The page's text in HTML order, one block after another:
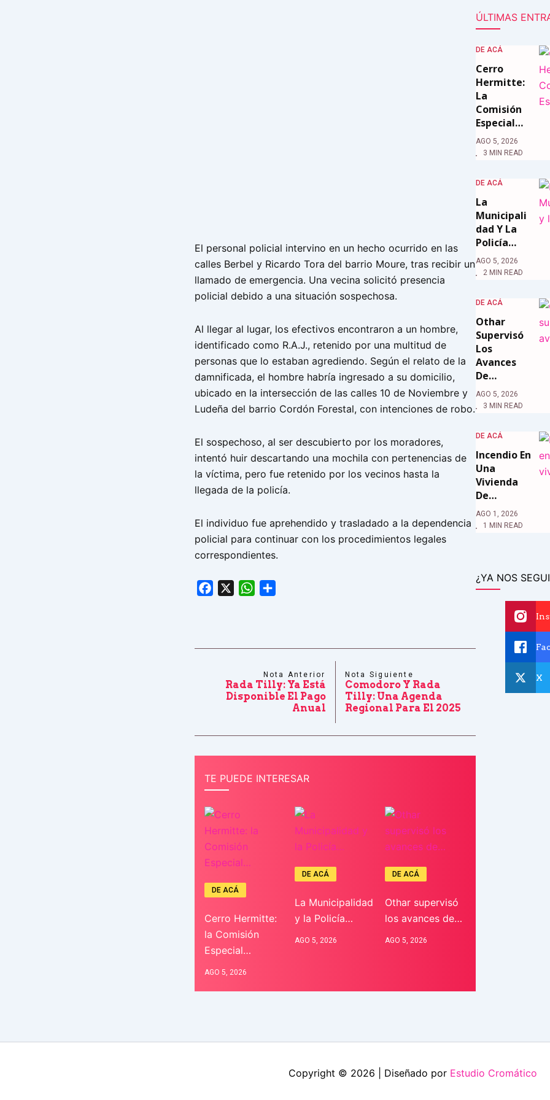
El personal policial intervino en un hecho ocurrido en las
calles Berbel y Ricardo Tora del barrio Moure, tras recibir un
llamado de emergencia. Una vecina solicitó presencia
policial debido a una situación sospechosa.
Al llegar al lugar, los efectivos encontraron a un hombre,
identificado como R.A.J., retenido por una multitud de
personas que lo estaban agrediendo. Según el relato de la
damnificada, el hombre habría ingresado a su domicilio,
ubicado en la intersección de las calles 10 de Noviembre y
Ludeña del barrio Cordón Forestal, con intenciones de robo.
El sospechoso, al ser descubierto por los moradores,
intentó huir descartando una mochila con pertenencias de
la víctima, pero fue retenido por los vecinos hasta la
llegada de la policía.
El individuo fue aprehendido y trasladado a la dependencia
policial para continuar con los procedimientos legales
correspondientes.
Facebook WhatsApp
Nota Anterior
Rada Tilly: Ya Está
Disponible El Pago
Anual
Nota Siguiente
Comodoro Y Rada
Tilly: Una Agenda
Regional Para El 2025
TE PUEDE INTERESAR
DE ACÁ
Cerro Hermitte:
la Comisión
Especial…
AGO 5, 2026
DE ACÁ
La Municipalidad
y la Policía…
AGO 5, 2026
DE ACÁ
Othar supervisó
los avances de…
AGO 5, 2026
ÚLTIMAS
DE ACÁ
Cerro
Hermitte:
La
Comisión
Especial…
AGO 5, 2026
3 MIN READ
DE ACÁ
La
Municipali
Dad Y La
Policía…
AGO 5, 2026
2 MIN READ
DE ACÁ
Othar
Supervisó
Los
Avances
De…
AGO 5, 2026
3 MIN READ
DE ACÁ
Incendio En
Una
Vivienda
De…
AGO 1, 2026
1 MIN READ
¿YA NOS
X
Copyright © 2026 | Diseñado por Estudio Cromático